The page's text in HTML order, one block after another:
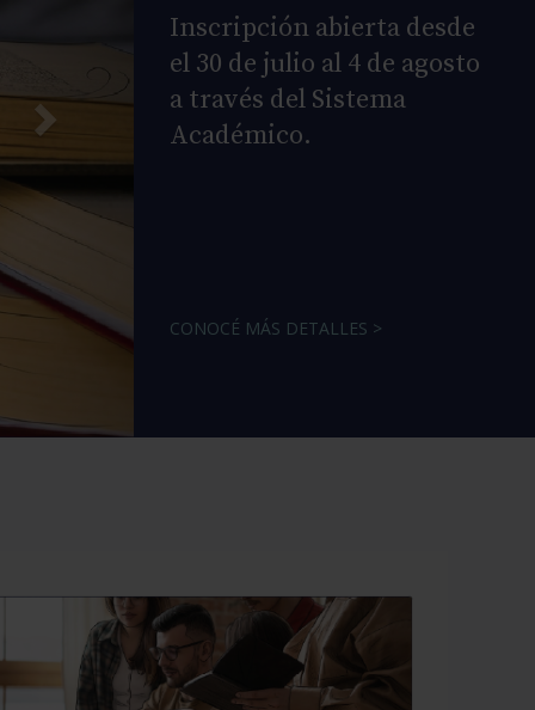
Inscripción abierta desde
el 30 de julio al 4 de agosto
a través del Sistema
Académico.
CONOCÉ MÁS DETALLES >